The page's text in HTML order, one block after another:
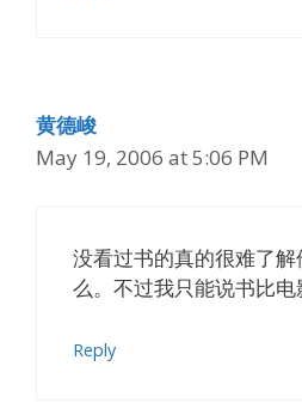
黄德峻
May 19, 2006 at 5:06 PM
没看过书的真的很难了
么。不过我只能说书比电
Reply